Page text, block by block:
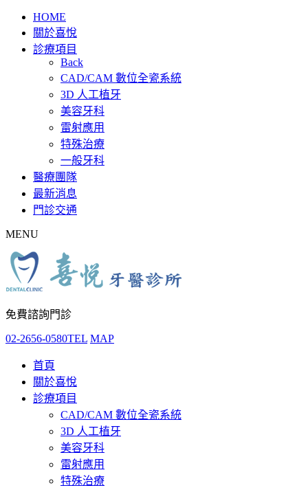
HOME
關於喜悅
診療項目
Back
CAD/CAM 數位全瓷系統
3D 人工植牙
美容牙科
雷射應用
特殊治療
一般牙科
醫療團隊
最新消息
門診交通
MENU
免費諮詢門診
02-2656-0580TEL MAP
首頁
關於喜悅
診療項目
CAD/CAM 數位全瓷系統
3D 人工植牙
美容牙科
雷射應用
特殊治療